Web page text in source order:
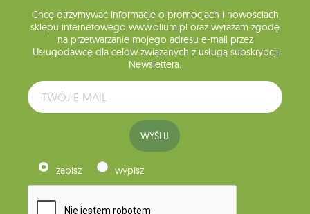
Chcę otrzymywać informacje o promocjach i nowościach
sklepu internetowego www.olium.pl oraz wyrażam zgodę
na przetwarzanie mojego adresu e-mail przez
Usługodawcę dla celów związanych z usługą subskrypcji
Newslettera.
WYŚLIJ
zapisz wypisz